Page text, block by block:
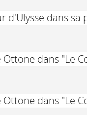
d'Ulysse dans
dans "Le
dans "Le